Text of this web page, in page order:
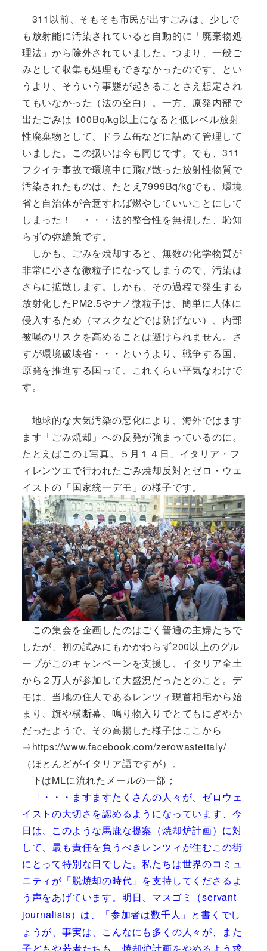
311以前、そもそも市民が出すごみは、少しで
も放射能に汚染されていると自動的に「廃棄物処
理法」から除外されていました。つまり、一般ご
みとして収集も処理もできなかったのです。とい
うより、そういう事態が起きることさえ想定され
てもいなかった（法の空白）。一方、原発内部で
出たごみは 100Bq/kg以上になると低レベル放射
性廃棄物として、ドラム缶などに詰めて管理して
いました。この扱いは今も同じです。でも、311
フクイチ事故で環境中に飛び散った放射性物質で
汚染されたものは、たとえ7999Bq/kgでも、環境
省と自治体が合意すれば燃やしていいことにして
しまった！ ・・・法的整合性を無視した、恥知
らずの弥縫策です。
しかも、ごみを焼却すると、無数の化学物質が
非常に小さな微粒子になってしまうので、汚染は
さらに拡散します。しかも、その過程で発生する
放射化したPM2.5やナノ微粒子は、簡単に人体に
侵入するため（マスクなどでは防げない）、内部
被曝のリスクを高めることは避けられません。さ
すが環境破壊省・・・というより、戦争する国、
原発を推進する国って、これくらい平気なわけで
す。
地球的な大気汚染の悪化により、海外ではます
ます「ごみ焼却」への反発が強まっているのに。
たとえばこの↓写真。５月１４日、イタリア・フ
ィレンツエで行われたごみ焼却反対とゼロ・ウェ
イストの「国家統一デモ」の様子です。
この集会を企画したのはごく普通の主婦たちで
したが、初の試みにもかかわらず200以上のグル
ープがこのキャンペーンを支援し、イタリア全土
から２万人が参加して大盛況だったとのこと。デ
モは、当地の住人であるレンツィ現首相宅から始
まり、旗や横断幕、鳴り物入りでとてもにぎやか
だったようで、その高揚した様子はここから
⇒https://www.facebook.com/zerowasteitaly/
（ほとんどがイタリア語ですが）。
下はMLに流れたメールの一部；
「・・・ますますたくさんの人々が、ゼロウェ
イストの大切さを認めるようになっています、今
日は、このような馬鹿な提案（焼却炉計画）に対
して、最も責任を負うべきレンツィが住むこの街
にとって特別な日でした。私たちは世界のコミュ
ニティが「脱焼却の時代」を支持してくださるよ
う声をあげています。明日、マスゴミ（servant
journalists）は、「参加者は数千人」と書くでし
ょうが、事実は、こんなにも多くの人々が、また
子どもや若者たちも、焼却炉計画をやめるよう求